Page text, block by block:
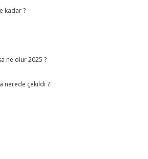
kadar ?
ne olur 2025 ?
nerede çekildi ?